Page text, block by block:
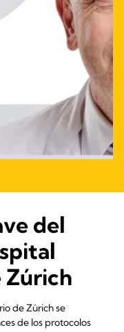
del
Zúrich
de Zúrich se
de los protocolos